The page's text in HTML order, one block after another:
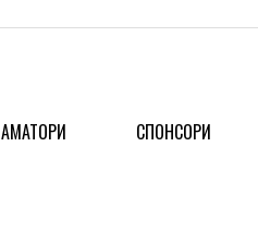
АМАТОРИ СПОНСОРИ